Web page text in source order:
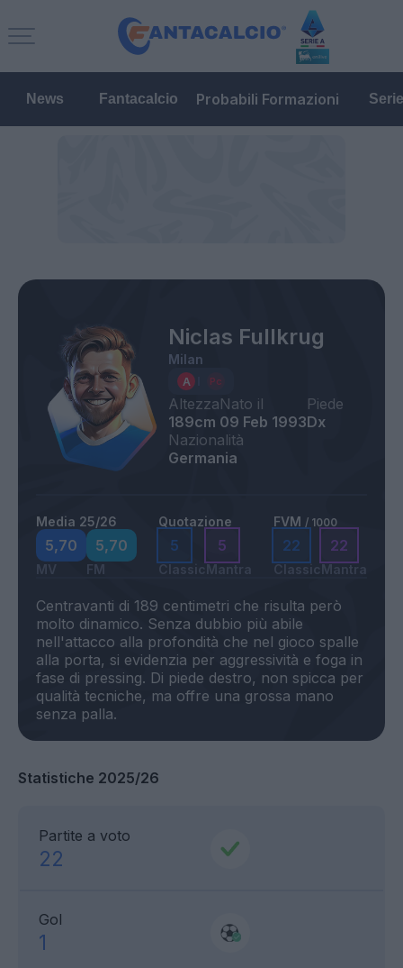
News Fantacalcio Probabili Formazioni
Niclas Fullkrug
Milan
Altezza
189cm
Nato il
09 Feb 1993
Piede
Dx
Nazionalità
Germania
Media 25/26
5,70
MV
5,70
FM
Quotazione
5
Classic
5
Mantra
FVM / 1000
22
Classic
22
Mantra
Centravanti di 189 centimetri che risulta però
molto dinamico. Senza dubbio più abile
nell'attacco alla profondità che nel gioco spalle
alla porta, si evidenzia per aggressività e foga in
fase di pressing. Di piede destro, non spicca per
qualità tecniche, ma offre una grossa mano
Statistiche 2025/26
Partite a voto
22
Gol
1